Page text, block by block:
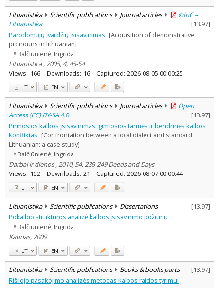
Lituanistika Scientific publications Journal articles
©InC –
Lituanistika
[13.97]
Parodomųjų įvardžių įsisavinimas [Acquisition of demonstrative
pronouns in lithuanian]
Balčiūnienė, Ingrida
Lituanistica , 2005, 4, 45-54
Views: 166 Downloads: 16 Captured: 2026-08-05 00:00:25
LT EN
Lituanistika Scientific publications Journal articles
Open
Access (CC) BY-SA 4.0
[13.97]
Pirmosios kalbos įsisavinimas: gimtosios tarmės ir bendrinės kalbos
konfliktas [Confrontation between a local dialect and standard
Lithuanian: a case study]
Balčiūnienė, Ingrida
Darbai ir dienos , 2010, 54, 239-249 Deeds and Days
Views: 152 Downloads: 21 Captured: 2026-08-07 00:00:44
LT EN
Lituanistika Scientific publications Dissertations [13.97]
Pokalbio struktūros analizė kalbos įsisavinimo požiūriu
Balčiūnienė, Ingrida
Kaunas, 2009
LT EN
Lituanistika Scientific publications Books & books parts [13.97]
Rišliojo pasakojimo analizės metodas kalbos raidos tyrimui